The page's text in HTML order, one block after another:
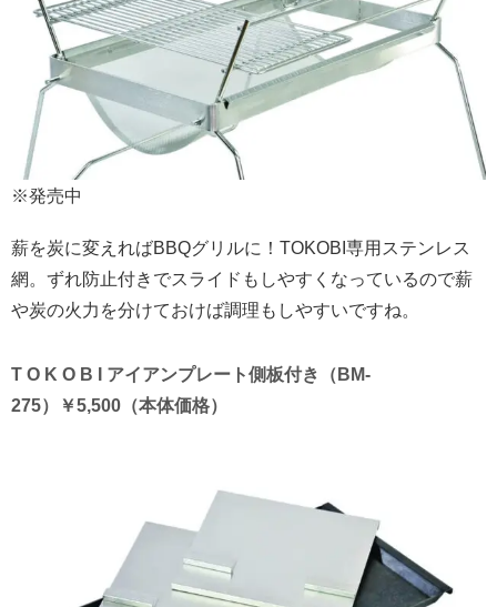
※発売中
薪を炭に変えればBBQグリルに！TOKOBI専用ステンレス
網。ずれ防止付きでスライドもしやすくなっているので薪
や炭の火力を分けておけば調理もしやすいですね。
T O K O B I アイアンプレート側板付き（BM-
275）￥5,500（本体価格）